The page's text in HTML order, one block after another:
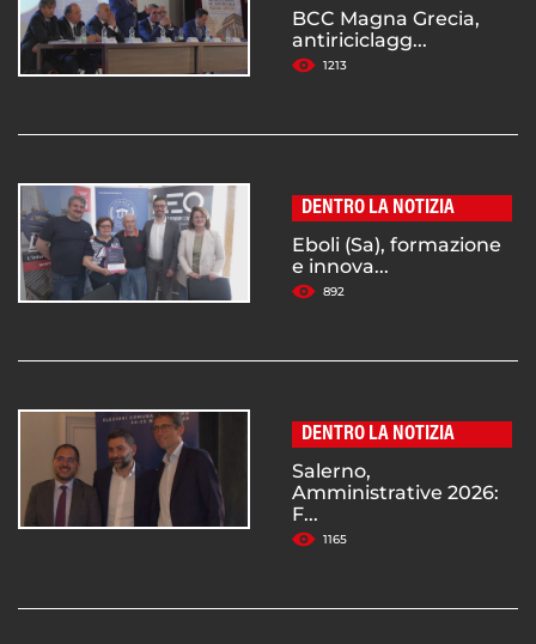
BCC Magna Grecia,
antiriciclagg...
1213
DENTRO LA NOTIZIA
Eboli (Sa), formazione
e innova...
892
DENTRO LA NOTIZIA
Salerno,
Amministrative 2026:
F...
1165